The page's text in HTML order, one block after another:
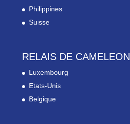
Philippines
Suisse
RELAIS DE CAMELEON
Luxembourg
Etats-Unis
Belgique